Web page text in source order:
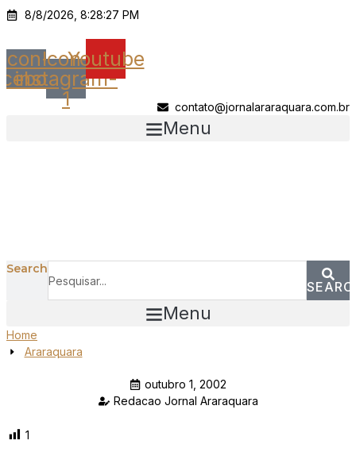
Ir
o
conteúdo
8/8/2026, 8:28:27 PM
Icon-Icon-
instagram-
1
Youtube
contato@jornalararaquara.com.br
Menu
Search
Menu
Home
Araraquara
outubro 1, 2002
Redacao Jornal Araraquara
1